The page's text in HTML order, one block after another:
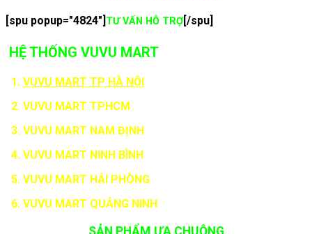
[spu popup="4824"] TƯ VẤN HỖ TRỢ[/spu]
HỆ THỐNG VUVU MART
1. VUVU MART TP HÀ NỘI
2. VUVU MART TPHCM
3. VUVU MART NAM ĐỊNH
4. VUVU MART NINH BÌNH
5. VUVU MART HẢI PHÒNG
6. VUVU MART QUẢNG NINH
SẢN PHẨM ƯA CHUỘNG